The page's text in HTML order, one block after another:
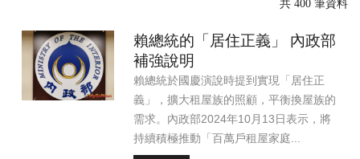
共 400 筆資料
賴總統的「居住正義」 內政部
補強說明
賴總統於國慶演說時提到實現「居住正
義」，擴大租屋族的照顧，平衡換屋族的
需求。內政部2024年10月13日表示，將
持續積極推動「百萬戶租屋家庭...